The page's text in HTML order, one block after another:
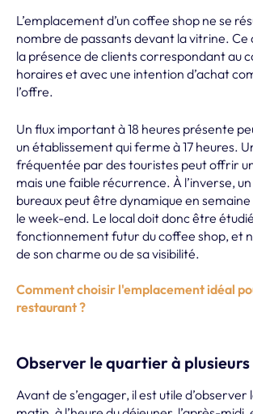
L’emplacement d’un coffee shop ne se
nombre de passants devant la vitrine. Ce
la présence de clients correspondant au
horaires et avec une intention d’achat
l’offre.
Un flux important à 18 heures présente
un établissement qui ferme à 17 heures.
fréquentée par des touristes peut offrir
mais une faible récurrence. À l’inverse,
bureaux peut être dynamique en
le week-end. Le local doit donc être
fonctionnement futur du coffee shop, et
de son charme ou de sa visibilité.
Comment choisir l'emplacement idéal
restaurant ?
Observer le quartier à
Avant de s’engager, il est utile d’observer